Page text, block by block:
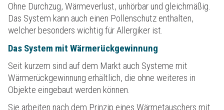
Ohne Durchzug, Wärmeverlust, unhörbar und gleichmäßig.
Das System kann auch einen Pollenschutz enthalten,
welcher besonders wichtig für Allergiker ist.
Das System mit Wärmerückgewinnung
Seit kurzem sind auf dem Markt auch Systeme mit
Wärmerückgewinnung erhältlich, die ohne weiteres in
Objekte eingebaut werden können.
Sie arbeiten nach dem Prinzip eines Wärmetauschers mit